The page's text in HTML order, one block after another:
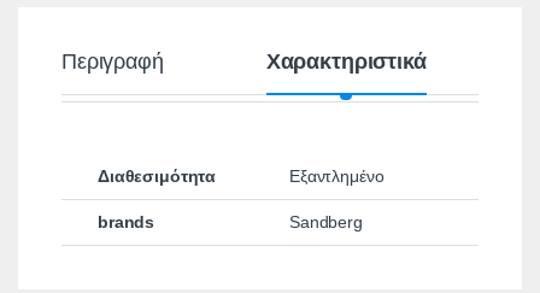
Περιγραφή Χαρακτηριστικά
Διαθεσιμότητα Εξαντλημένο
brands Sandberg